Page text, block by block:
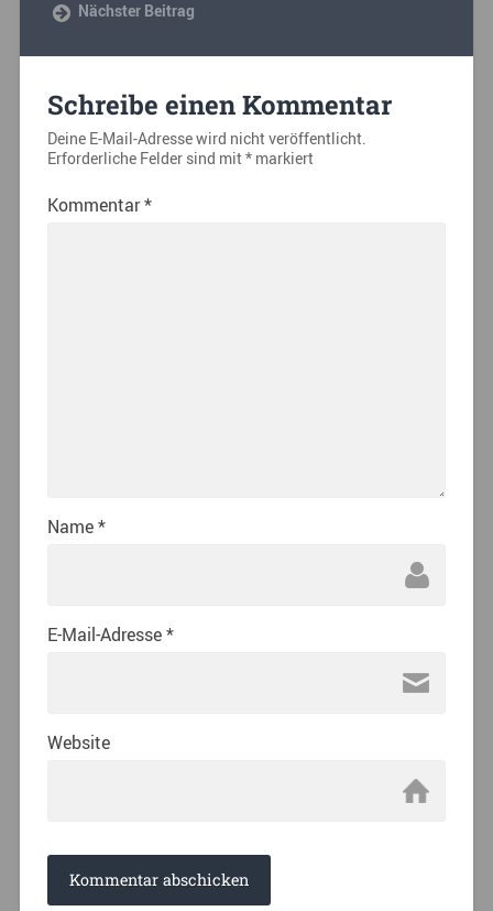
Nächster Beitrag
Schreibe einen Kommentar
Deine E-Mail-Adresse wird nicht veröffentlicht.
Erforderliche Felder sind mit*markiert
Kommentar*
Name*
E-Mail-Adresse*
Website